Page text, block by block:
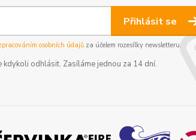
Přihlásit se
osobních údajůza účelem rozesílky newsletteru.
kdykoli odhlásit. Zasíláme jednou za 14 dní.